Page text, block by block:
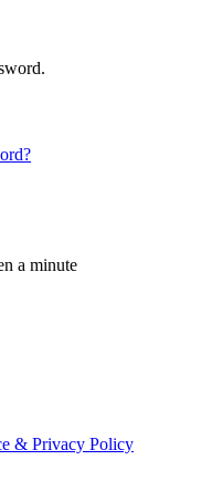
a minute
& Privacy Policy